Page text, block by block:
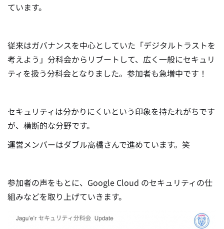
ています。
従来はガバナンスを中心としていた「デジタルトラストを
考えよう」分科会からリブートして、広く一般にセキュリ
ティを扱う分科会となりました。参加者も急増中です！
セキュリティは分かりにくいという印象を持たれがちです
が、横断的な分野です。
運営メンバーはダブル高橋さんで進めています。笑
参加者の声をもとに、Google Cloud のセキュリティの仕
組みなどを取り上げていきます。